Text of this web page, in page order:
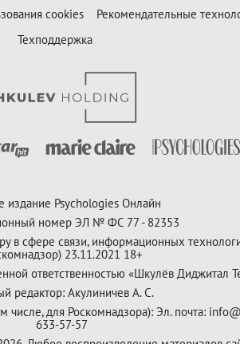
cookies
Рекомендательные
Техподдержка
издание Psychologies Онлайн
номер ЭЛ № ФС 77 - 82353
в сфере связи, информационных
23.11.2021 18+
ответственностью «Шкулёв Диджитал
редактор: Акулиничев А. С.
числе, для Роскомнадзора): Эл. почта:
633-57-57